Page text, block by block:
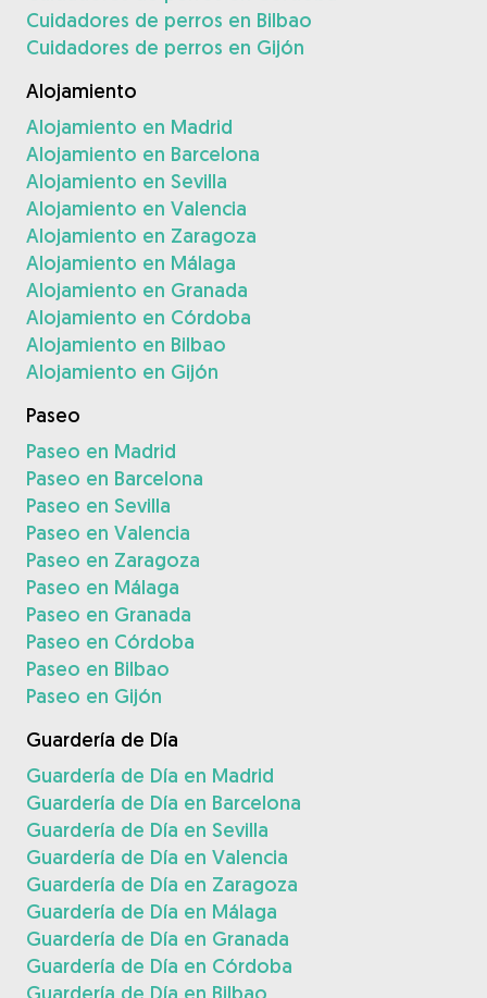
Cuidadores de perros en Bilbao
Cuidadores de perros en Gijón
Alojamiento
Alojamiento en Madrid
Alojamiento en Barcelona
Alojamiento en Sevilla
Alojamiento en Valencia
Alojamiento en Zaragoza
Alojamiento en Málaga
Alojamiento en Granada
Alojamiento en Córdoba
Alojamiento en Bilbao
Alojamiento en Gijón
Paseo
Paseo en Madrid
Paseo en Barcelona
Paseo en Sevilla
Paseo en Valencia
Paseo en Zaragoza
Paseo en Málaga
Paseo en Granada
Paseo en Córdoba
Paseo en Bilbao
Paseo en Gijón
Guardería de Día
Guardería de Día en Madrid
Guardería de Día en Barcelona
Guardería de Día en Sevilla
Guardería de Día en Valencia
Guardería de Día en Zaragoza
Guardería de Día en Málaga
Guardería de Día en Granada
Guardería de Día en Córdoba